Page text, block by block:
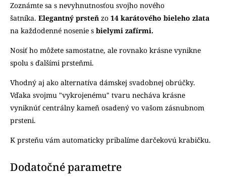
Zoznámte sa s nevyhnutnosťou svojho nového
šatníka. Elegantný prsteň zo 14 karátového bieleho zlata
na každodenné nosenie s bielymi zafírmi.
Nosiť ho môžete samostatne, ale rovnako krásne vynikne
spolu s ďalšími prsteňmi.
Vhodný aj ako alternatíva dámskej svadobnej obrúčky.
Vďaka svojmu "vykrojenému" tvaru necháva krásne
vyniknúť centrálny kameň osadený vo vašom zásnubnom
prsteni.
K prsteňu vám automaticky pribalíme darčekovú krabičku.
Dodatočné parametre